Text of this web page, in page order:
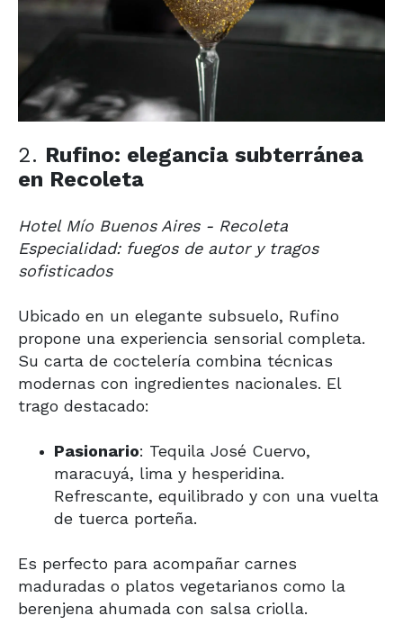
2. Rufino: elegancia subterránea
en Recoleta
Hotel Mío Buenos Aires - Recoleta
Especialidad: fuegos de autor y tragos
sofisticados
Ubicado en un elegante subsuelo, Rufino
propone una experiencia sensorial completa.
Su carta de coctelería combina técnicas
modernas con ingredientes nacionales. El
trago destacado:
Pasionario: Tequila José Cuervo,
maracuyá, lima y hesperidina.
Refrescante, equilibrado y con una vuelta
de tuerca porteña.
Es perfecto para acompañar carnes
maduradas o platos vegetarianos como la
berenjena ahumada con salsa criolla.